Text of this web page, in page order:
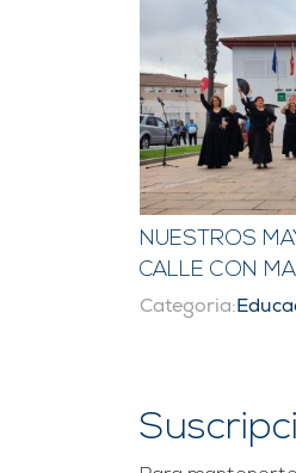
NUESTROS
CALLE CON
Categoria: